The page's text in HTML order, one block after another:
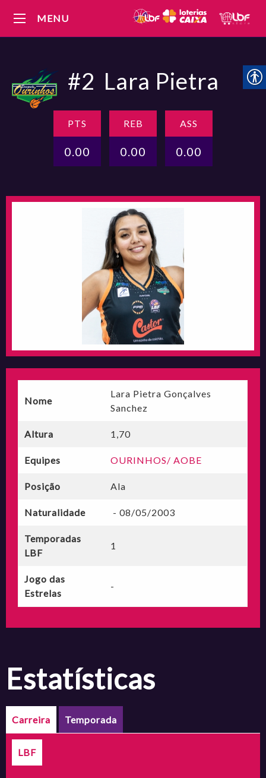
MENU
#2 Lara Pietra
PTS
0.00
REB
0.00
ASS
0.00
Nome
Lara Pietra Gonçalves
Sanchez
Altura 1,70
Equipes OURINHOS/ AOBE
Posição Ala
Naturalidade - 08/05/2003
Temporadas
LBF
1
Jogo das
Estrelas
-
estatísticas
Carreira Temporada
LBF